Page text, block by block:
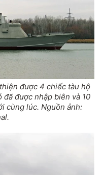
được 4 chiếc tàu hộ
được nhập biên và 10
cùng lúc. Nguồn ảnh: